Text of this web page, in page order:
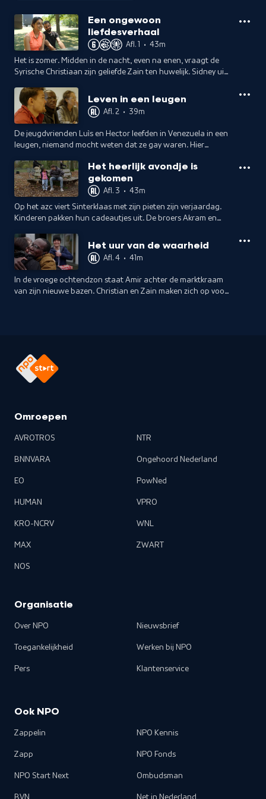
Een ongewoon
liefdesverhaal
Afl. 1 • 43m
Het is zomer. Midden in de nacht, even na enen, vraagt de
Syrische Christiaan zijn geliefde Zain ten huwelijk. Sidney uit
leven zal geven.
Leven in een leugen
Afl. 2 • 39m
De jeugdvrienden Luìs en Hector leefden in Venezuela in een
leugen, niemand mocht weten dat ze gay waren. Hier
wel blijven?
Het heerlijk avondje is
gekomen
Afl. 3 • 43m
Op het azc viert Sinterklaas met zijn pieten zijn verjaardag.
Kinderen pakken hun cadeautjes uit. De broers Akram en
van de grond.
Het uur van de waarheid
Afl. 4 • 41m
In de vroege ochtendzon staat Amir achter de marktkraam
van zijn nieuwe bazen. Christian en Zain maken zich op voor
Omroepen
AVROTROS
BNNVARA
EO
HUMAN
KRO-NCRV
MAX
NOS
NTR
Ongehoord Nederland
PowNed
VPRO
WNL
ZWART
Organisatie
Over NPO
Toegankelijkheid
Pers
Nieuwsbrief
Werken bij NPO
Klantenservice
Ook NPO
Zappelin
Zapp
NPO Start Next
BVN
NPO Kennis
NPO Fonds
Ombudsman
Net in Nederland